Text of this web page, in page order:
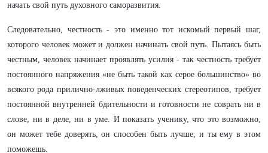
начать свой путь духовного саморазвития.
Следовательно, честность - это именно тот искомый первый шаг,
которого человек может и должен начинать свой путь. Пытаясь быть
честным, человек начинает проявлять усилия - так честность требует
постоянного напряжения «не быть такой как серое большинство» во
всякого рода прилично-лживых поведенческих стереотипов, требует
постоянной внутренней бдительности и готовности не соврать ни в
слове, ни в деле, ни в уме. И показать ученику, что это возможно,
он может тебе доверять, он способен быть лучше, и ты ему в этом
поможешь.